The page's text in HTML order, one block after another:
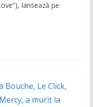
lansează pe